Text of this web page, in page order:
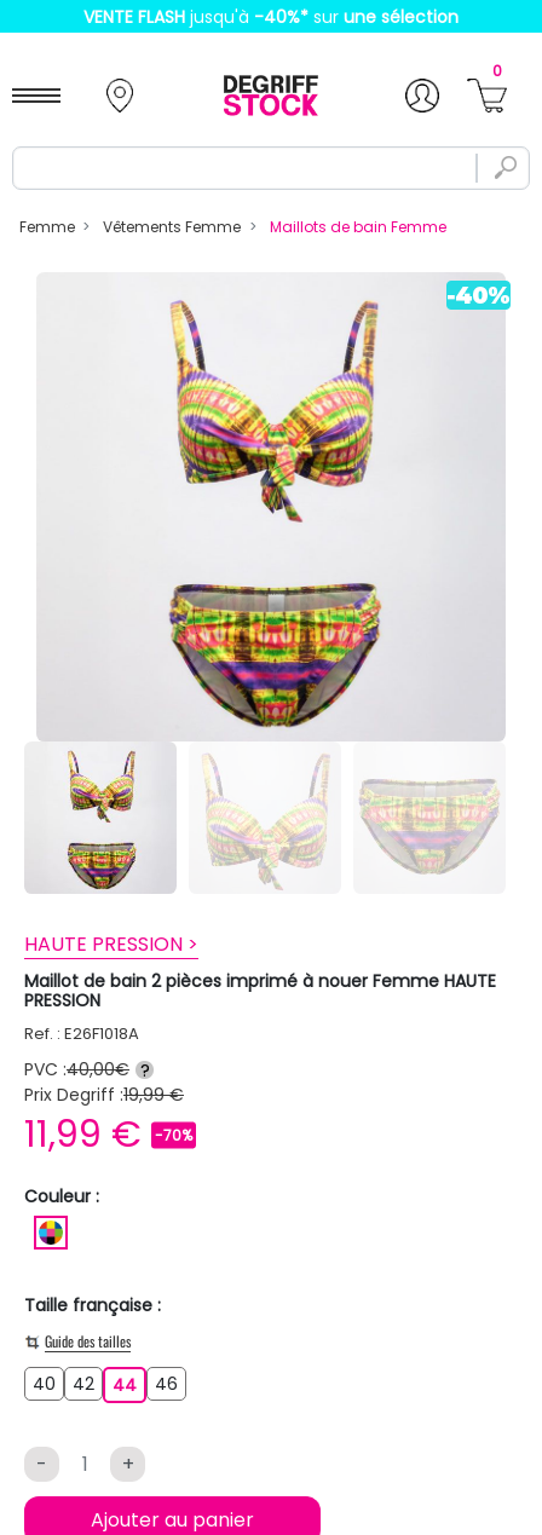
VENTE FLASH jusqu'à -40%* sur une sélection
0
Femme Vêtements Femme Maillots de bain Femme
HAUTE PRESSION >
Maillot de bain 2 pièces imprimé à nouer Femme HAUTE
PRESSION
Ref. : E26F1018A
PVC :40,00€ ?
Prix Degriff :19,99 €
11,99 € -70%
Couleur :
Taille française :
Guide des tailles
40 404242444446
- +
Ajouter au panier